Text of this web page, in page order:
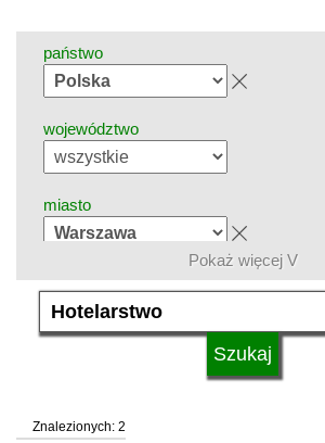
państwo
województwo
miasto
grupa kierunków
system studiów
Pokaż więcej V
Znalezionych: 2